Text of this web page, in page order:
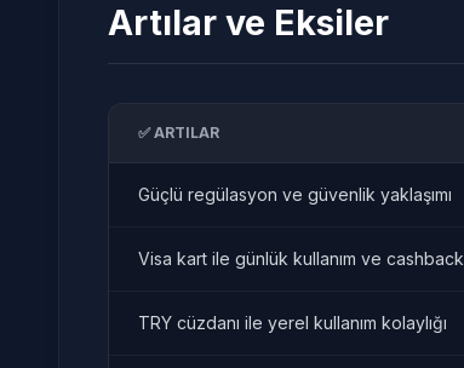
Artılar ve Eksiler
✅ ARTILAR
Güçlü regülasyon ve güvenlik yaklaşımı
Visa kart ile günlük kullanım ve cashback
TRY cüzdanı ile yerel kullanım kolaylığı